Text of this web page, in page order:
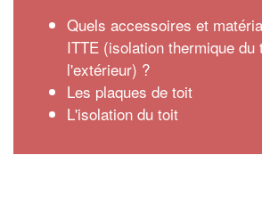
Quels accessoires et
ITTE (isolation thermique du
l'extérieur) ?
Les plaques de toit
L'isolation du toit